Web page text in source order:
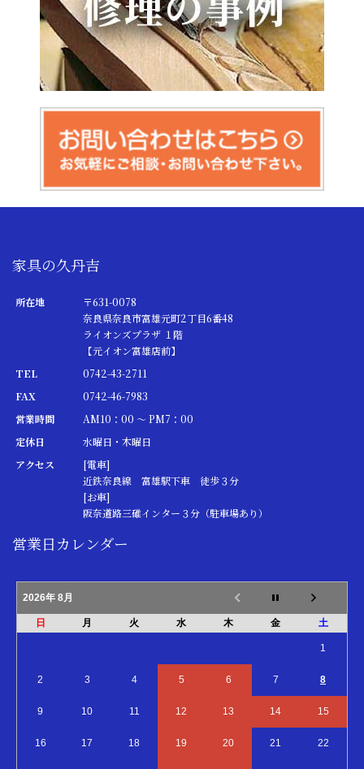
家具の久丹吉
所在地
〒631-0078
奈良県奈良市富雄元町2丁目6番48
ライオンズプラザ １階
【元イオン富雄店前】
TEL
0742-43-2711
FAX
0742-46-7983
営業時間
AM10：00 ～ PM7：00
定休日
水曜日・木曜日
アクセス
[電車]
近鉄奈良線 富雄駅下車 徒歩３分
[お車]
阪奈道路三碓インター３分（駐車場あり）
営業日カレンダー
2026年 8月
日 月 火 水 木 金 土
1
2 3 4 5 6 7 8
9 10 11 12 13 14 15
16 17 18 19 20 21 22